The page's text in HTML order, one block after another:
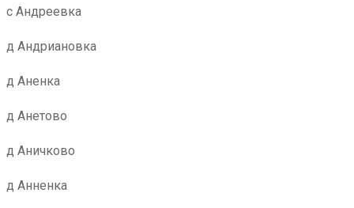
с Андреевка
д Андриановка
д Аненка
д Анетово
д Аничково
д Анненка